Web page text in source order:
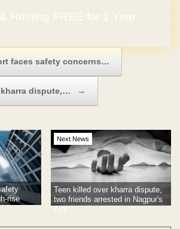
Hosting FREE for 1 Year
faces safety concerns…
dispute,… →
rise
Next News
Teen killed over kharra dispute,
two friends arrested in Nagpur's
Ajni